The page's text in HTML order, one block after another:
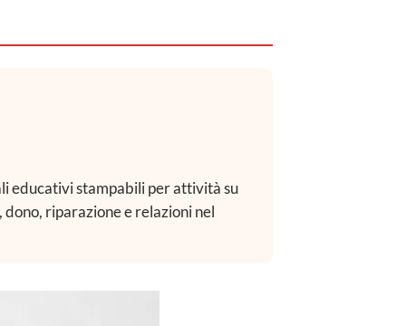
educativi stampabili per attività su
riparazione e relazioni nel